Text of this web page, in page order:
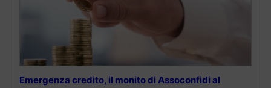
Emergenza credito, il monito di Assoconfidi al